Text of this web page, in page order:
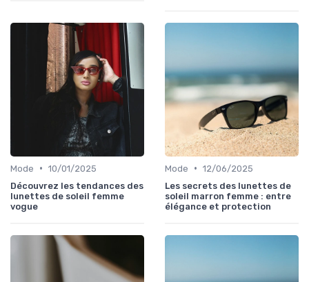
Mode • 10/01/2025
Découvrez les tendances des
lunettes de soleil femme
vogue
Mode • 12/06/2025
Les secrets des lunettes de
soleil marron femme : entre
élégance et protection